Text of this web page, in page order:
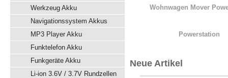
Werkzeug Akku
Navigationssystem Akkus
MP3 Player Akku
Funktelefon Akku
Funkgeräte Akku
Li-ion 3.6V / 3.7V Rundzellen
Wohnwagen Mover
Powerstation
Neue Artikel